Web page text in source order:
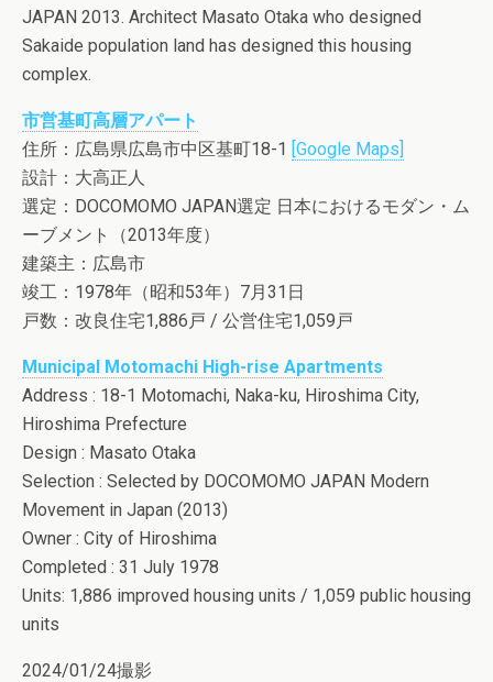
JAPAN 2013. Architect Masato Otaka who designed
Sakaide population land has designed this housing
complex.
市営基町高層アパート
住所：広島県広島市中区基町18-1 [Google Maps]
設計：大高正人
選定：DOCOMOMO JAPAN選定 日本におけるモダン・ム
ーブメント（2013年度）
建築主：広島市
竣工：1978年（昭和53年）7月31日
戸数：改良住宅1,886戸 / 公営住宅1,059戸
Municipal Motomachi High-rise Apartments
Address : 18-1 Motomachi, Naka-ku, Hiroshima City,
Hiroshima Prefecture
Design : Masato Otaka
Selection : Selected by DOCOMOMO JAPAN Modern
Movement in Japan (2013)
Owner : City of Hiroshima
Completed : 31 July 1978
Units: 1,886 improved housing units / 1,059 public housing
units
2024/01/24撮影